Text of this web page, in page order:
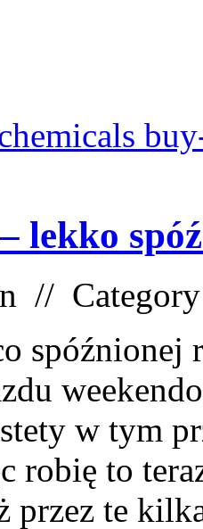
lekko
//
spóźnionej
w tym
robię to
przez te